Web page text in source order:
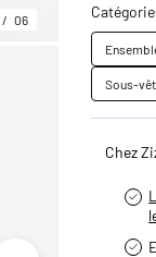
06
Sous-
Chez